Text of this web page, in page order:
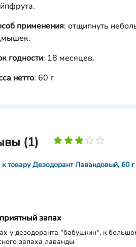
применения: отщипнуть
годности: 18 месяцев.
нетто: 60 г
(1)
к товару Дезодорант Лавандовый, 60 г
запах
у дезодоранта "бабушкин", к
запаха лаванды